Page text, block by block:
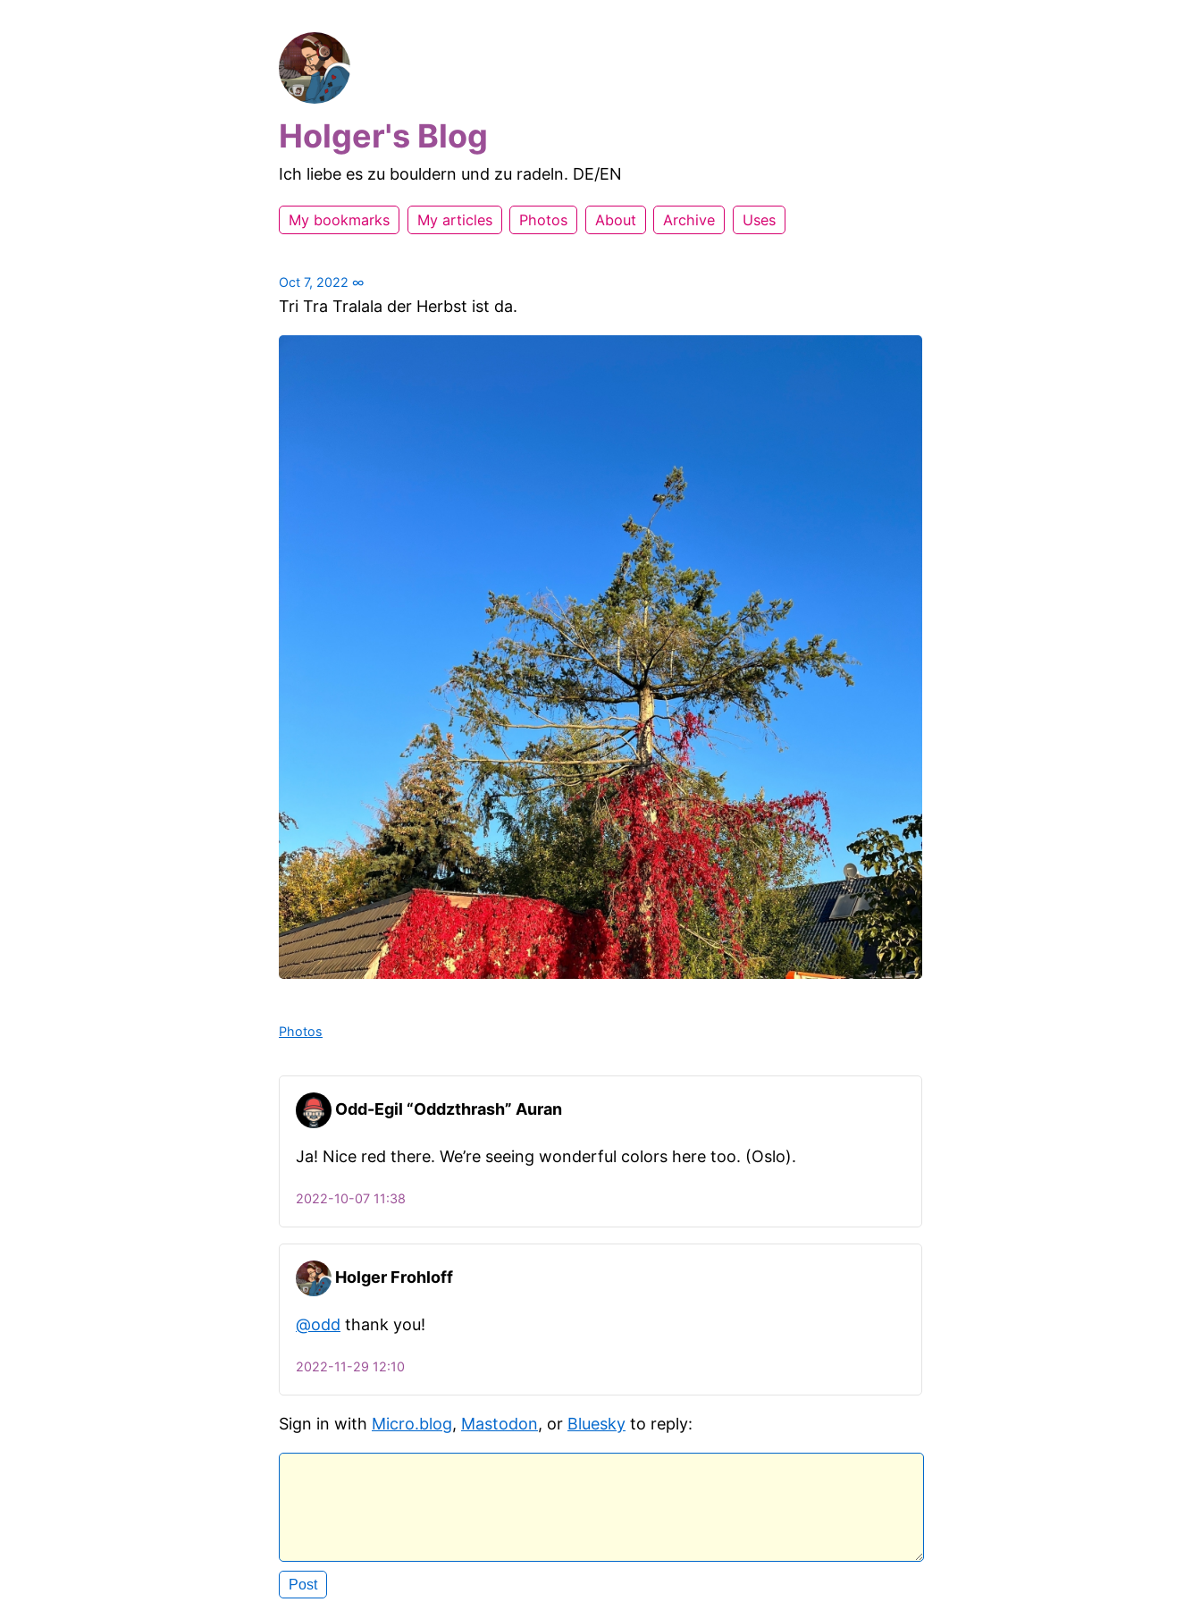
Holger's Blog
Ich liebe es zu bouldern und zu radeln. DE/EN
My bookmarks My articles Photos About Archive Uses
Oct 7, 2022 ∞
Tri Tra Tralala der Herbst ist da.
Photos
Odd-Egil “Oddzthrash” Auran
Ja! Nice red there. We’re seeing wonderful colors here too. (Oslo).
2022-10-07 11:38
Holger Frohloff
@odd thank you!
2022-11-29 12:10
Sign in with Micro.blog, Mastodon, or Bluesky to reply: